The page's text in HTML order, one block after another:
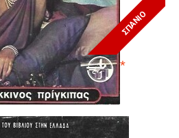
ΣΠΑΝΙΟ
ΝΟ 1776***
3,90 €